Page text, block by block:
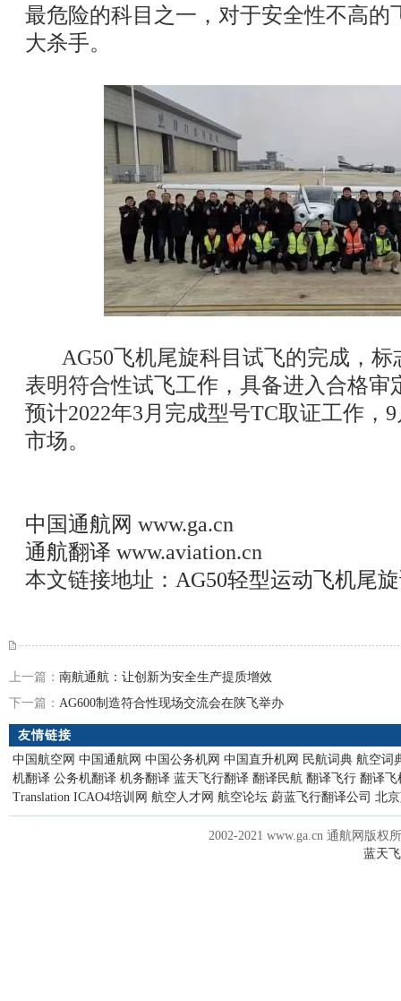
最危险的科目之一，对于安全性不高的
大杀手。
AG50飞机尾旋科目试飞的完成，标
表明符合性试飞工作，具备进入合格审
预计2022年3月完成型号TC取证工作，
市场。
中国通航网 www.ga.cn
通航翻译 www.aviation.cn
本文链接地址： AG50轻型运动飞机尾
上一篇： 南航通航：让创新为安全生产提质增效
下一篇： AG600制造符合性现场交流会在陕飞举办
友情链接
中国航空网 中国通航网 中国公务机网 中国直升机网 民航词典 航空词
机翻译 公务机翻译 机务翻译 蓝天飞行翻译 翻译民航 翻译飞行 翻译飞
Translation ICAO4培训网 航空人才网 航空论坛 蔚蓝飞行翻译公司 北
2002-2021 www.ga.cn 通航网版权
蓝天